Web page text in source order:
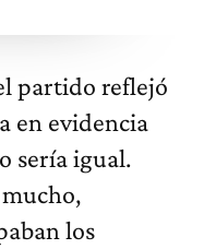
partido reflejó
en evidencia
sería igual.
los